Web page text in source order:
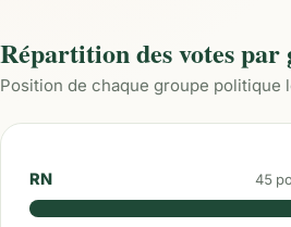
Répartition des votes par
Position de chaque groupe politique
RN 45